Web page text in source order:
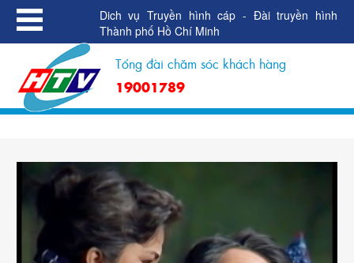
Dich vụ Truyền hình cáp - Đài truyền hình
Thành phố Hồ Chí Minh
Tổng đài chăm sóc khách hàng
19001789